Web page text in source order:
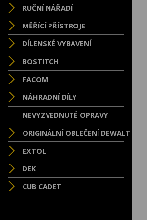
RUČNÍ NÁŘADÍ
MĚŘÍCÍ PŘÍSTROJE
DÍLENSKÉ VYBAVENÍ
BOSTITCH
FACOM
NÁHRADNÍ DÍLY
NEVYZVEDNUTÉ OPRAVY
ORIGINÁLNÍ OBLEČENÍ DEWALT
EXTOL
DEK
CUB CADET